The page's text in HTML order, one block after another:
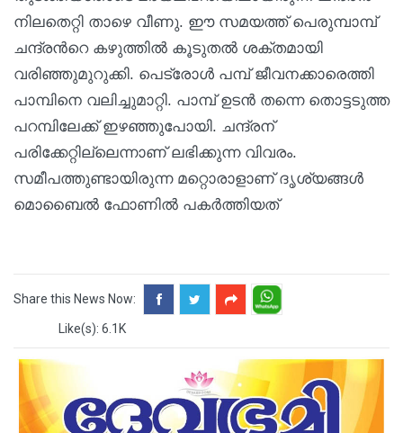
നിലതെറ്റി താഴെ വീണു. ഈ സമയത്ത് പെരുമ്പാമ്പ്
ചന്ദ്രന്‍റെ കഴുത്തിൽ കൂടുതൽ ശക്തമായി
വരിഞ്ഞുമുറുക്കി. പെട്രോൾ പമ്പ് ജീവനക്കാരെത്തി
പാമ്പിനെ വലിച്ചുമാറ്റി. പാമ്പ് ഉടൻ തന്നെ തൊട്ടടുത്ത
പറമ്പിലേക്ക് ഇഴഞ്ഞുപോയി. ചന്ദ്രന്
പരിക്കേറ്റില്ലെന്നാണ് ലഭിക്കുന്ന വിവരം.
സമീപത്തുണ്ടായിരുന്ന മറ്റൊരാളാണ് ദൃശ്യങ്ങൾ
മൊബൈൽ ഫോണിൽ പകർത്തിയത്
Share this News Now:
Like(s): 6.1K